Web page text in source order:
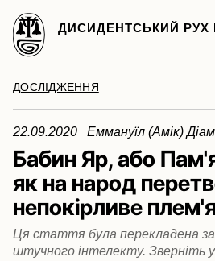
ДИСИДЕНТСЬКИЙ РУХ
ДОСЛІДЖЕННЯ
22.09.2020 Еммануїл (Амік)
Бабин Яр, або
як на народ
непокірливе плем'я
Ця стаття була перекладена
штучного інтелекту. Зверніть